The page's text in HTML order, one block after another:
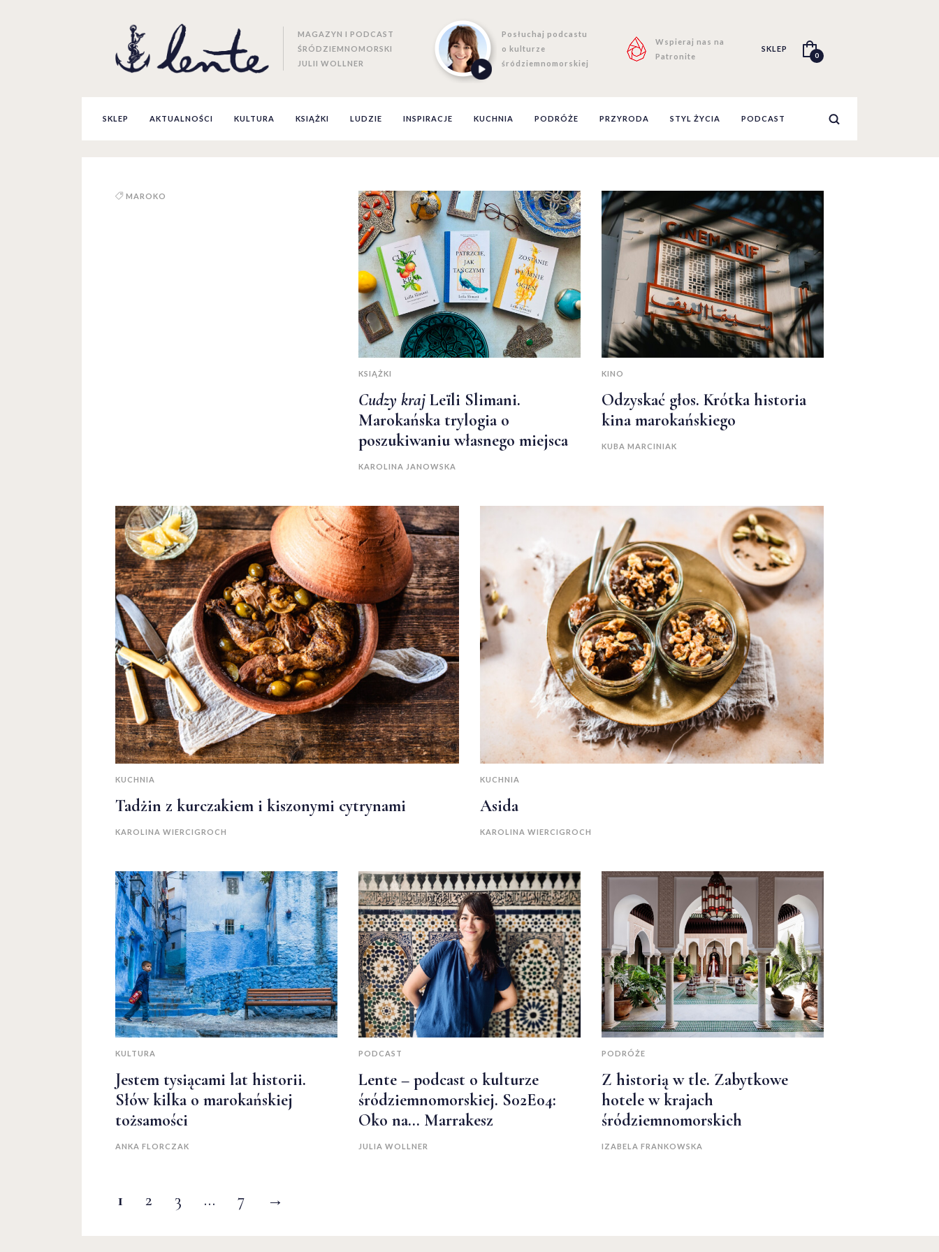
MAGAZYN I PODCAST
ŚRÓDZIEMNOMORSKI
JULII WOLLNER
Posłuchaj podcastu
o kulturze
śródziemnomorskiej
Wspieraj nas na
Patronite
SKLEP
0
SKLEP AKTUALNOŚCI KULTURA KSIĄŻKI LUDZIE INSPIRACJE KUCHNIA PODRÓŻE PRZYRODA STYL ŻYCIA PODCAST
MAROKO
KSIĄŻKI
Cudzy kraj Leïli Slimani.
Marokańska trylogia o
poszukiwaniu własnego miejsca
KAROLINA JANOWSKA
KINO
Odzyskać głos. Krótka historia
kina marokańskiego
KUBA MARCINIAK
KUCHNIA
Tadżin z kurczakiem i kiszonymi cytrynami
KAROLINA WIERCIGROCH
KUCHNIA
Asida
KAROLINA WIERCIGROCH
KULTURA
Jestem tysiącami lat historii.
Słów kilka o marokańskiej
tożsamości
ANKA FLORCZAK
PODCAST
Lente – podcast o kulturze
śródziemnomorskiej. S02E04:
Oko na… Marrakesz
JULIA WOLLNER
PODRÓŻE
Z historią w tle. Zabytkowe
hotele w krajach
śródziemnomorskich
IZABELA FRANKOWSKA
1 2 3 … 7 →